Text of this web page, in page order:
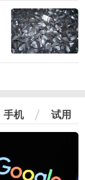
手机 试用